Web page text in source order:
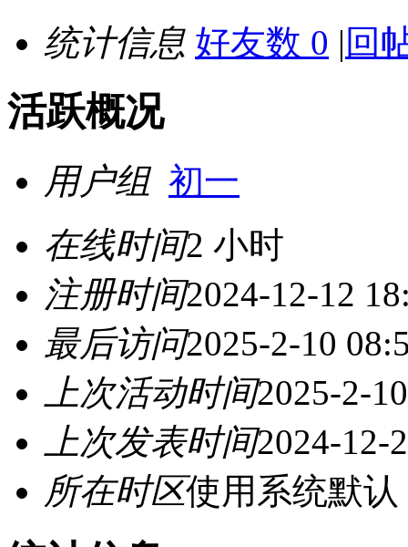
统计信息 好友数 0 | 回
活跃概况
用户组 初一
在线时间2 小时
注册时间2024-12-12
最后访问2025-2-10
上次活动时间2025-2-
上次发表时间2024-12-
所在时区使用系统默认